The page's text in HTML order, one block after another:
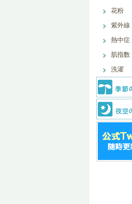
花粉
紫外線
熱中症
肌指数
洗濯